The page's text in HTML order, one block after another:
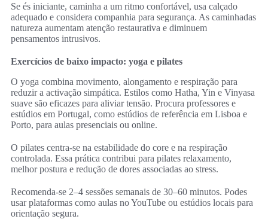
Se és iniciante, caminha a um ritmo confortável, usa calçado
adequado e considera companhia para segurança. As caminhadas
natureza aumentam atenção restaurativa e diminuem
pensamentos intrusivos.
Exercícios de baixo impacto: yoga e pilates
O yoga combina movimento, alongamento e respiração para
reduzir a activação simpática. Estilos como Hatha, Yin e Vinyasa
suave são eficazes para aliviar tensão. Procura professores e
estúdios em Portugal, como estúdios de referência em Lisboa e
Porto, para aulas presenciais ou online.
O pilates centra‑se na estabilidade do core e na respiração
controlada. Essa prática contribui para pilates relaxamento,
melhor postura e redução de dores associadas ao stress.
Recomenda‑se 2–4 sessões semanais de 30–60 minutos. Podes
usar plataformas como aulas no YouTube ou estúdios locais para
orientação segura.